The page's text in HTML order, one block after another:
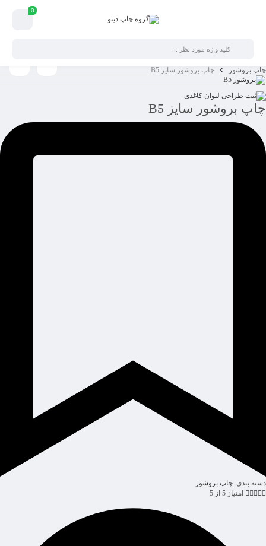
0
چاپ بروشور چاپ بروشور سایز B5
چاپ بروشور سایز B5
دسته بندی: چاپ بروشور
 امتیاز 5 از 5